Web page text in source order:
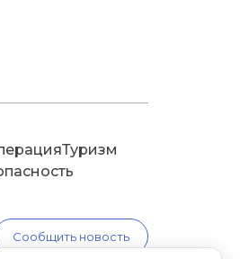
Туризм
Сообщить новость